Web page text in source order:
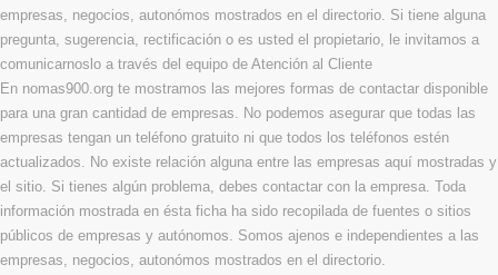
empresas, negocios, autonómos mostrados en el directorio. Si tiene alguna
pregunta, sugerencia, rectificación o es usted el propietario, le invitamos a
comunicarnoslo a través del equipo de Atención al Cliente
En nomas900.org te mostramos las mejores formas de contactar disponible
para una gran cantidad de empresas. No podemos asegurar que todas las
empresas tengan un teléfono gratuito ni que todos los teléfonos estén
actualizados. No existe relación alguna entre las empresas aquí mostradas y
el sitio. Si tienes algún problema, debes contactar con la empresa. Toda
información mostrada en ésta ficha ha sido recopilada de fuentes o sitios
públicos de empresas y autónomos. Somos ajenos e independientes a las
empresas, negocios, autonómos mostrados en el directorio.